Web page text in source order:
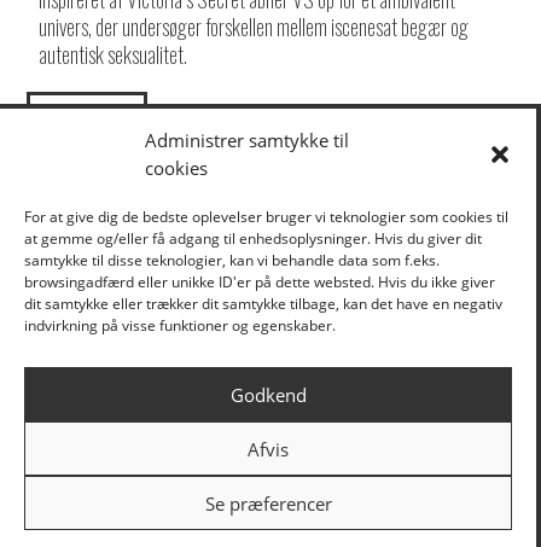
Administrer samtykke til
cookies
For at give dig de bedste oplevelser bruger vi teknologier som cookies til
at gemme og/eller få adgang til enhedsoplysninger. Hvis du giver dit
samtykke til disse teknologier, kan vi behandle data som f.eks.
browsingadfærd eller unikke ID'er på dette websted. Hvis du ikke giver
dit samtykke eller trækker dit samtykke tilbage, kan det have en negativ
indvirkning på visse funktioner og egenskaber.
Godkend
Afvis
Se præferencer
univers, der undersøger forskellen mellem iscenesat begær og
autentisk seksualitet.
LOAD MORE
KLIK HER FOR AT TILMELDE DIG VORES NYHEDSBREV
/// FORESTILLINGER
ARKIV
/// BÅDTEATRET
STØTTE
KONTAKT